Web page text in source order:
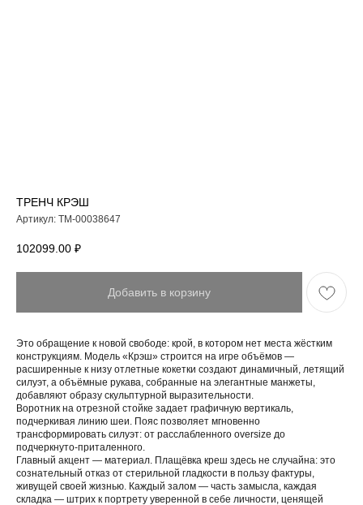
ТРЕНЧ КРЭШ
Артикул: ТМ-00038647
102099.00 ₽
Добавить в корзину
Это обращение к новой свободе: крой, в котором нет места жёстким
конструкциям. Модель «Крэш» строится на игре объёмов —
расширенные к низу отлетные кокетки создают динамичный, летящий
силуэт, а объёмные рукава, собранные на элегантные манжеты,
добавляют образу скульптурной выразительности.
Воротник на отрезной стойке задает графичную вертикаль,
подчеркивая линию шеи. Пояс позволяет мгновенно
трансформировать силуэт: от расслабленного oversize до
подчеркнуто-приталенного.
Главный акцент — материал. Плащёвка креш здесь не случайна: это
сознательный отказ от стерильной гладкости в пользу фактуры,
живущей своей жизнью. Каждый залом — часть замысла, каждая
складка — штрих к портрету уверенной в себе личности, ценящей